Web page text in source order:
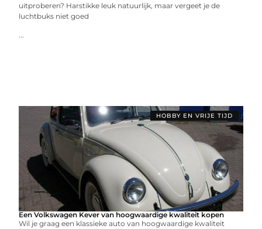
uitproberen? Harstikke leuk natuurlijk, maar vergeet je de
luchtbuks niet goed
...
HOBBY EN VRIJE TIJD
Een Volkswagen Kever van hoogwaardige kwaliteit kopen
Wil je graag een klassieke auto van hoogwaardige kwaliteit